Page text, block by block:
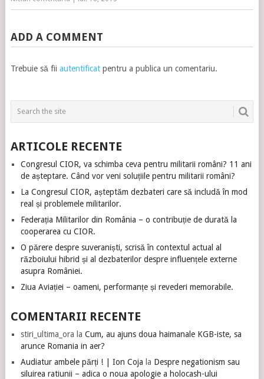
ADD A COMMENT
Trebuie să fii autentificatpentru a publica un comentariu.
ARTICOLE RECENTE
Congresul CIOR, va schimba ceva pentru militarii români? 11 ani
de așteptare. Când vor veni soluțiile pentru militarii români?
La Congresul CIOR, așteptăm dezbateri care să includă în mod
real și problemele militarilor.
Federația Militarilor din România – o contribuție de durată la
cooperarea cu CIOR.
O părere despre suveraniști, scrisă în contextul actual al
războiului hibrid și al dezbaterilor despre influențele externe
asupra României.
Ziua Aviației – oameni, performanțe și revederi memorabile.
COMENTARII RECENTE
stiri_ultima_ora la Cum, au ajuns doua haimanale KGB-iste, sa
arunce Romania in aer?
Audiatur ambele părți ! | Ion Coja la Despre negationism sau
siluirea ratiunii – adica o noua apologie a holocash-ului